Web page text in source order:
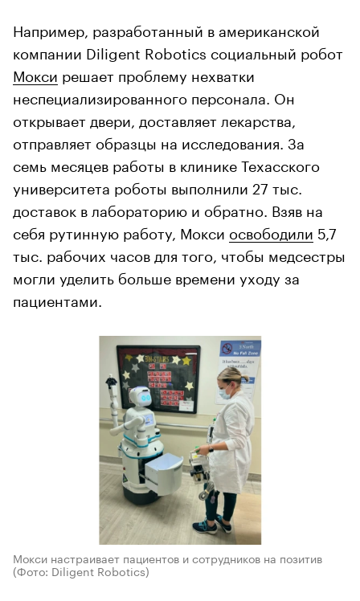
Например, разработанный в американской
компании Diligent Robotics социальный робот
Мокси решает проблему нехватки
неспециализированного персонала. Он
открывает двери, доставляет лекарства,
отправляет образцы на исследования. За
семь месяцев работы в клинике Техасского
университета роботы выполнили 27 тыс.
доставок в лабораторию и обратно. Взяв на
себя рутинную работу, Мокси освободили 5,7
тыс. рабочих часов для того, чтобы медсестры
могли уделить больше времени уходу за
пациентами.
Мокси настраивает пациентов и сотрудников на позитив
(Фото: Diligent Robotics)